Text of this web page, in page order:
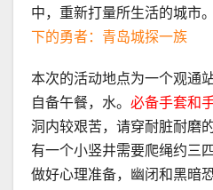
中，重新打量所生活的城市
下的勇者：青岛城探一族
本次的活动地点为一个观通站
自备午餐，水。 必备手套和
洞内较艰苦，请穿耐脏耐磨的
有一个小竖井需要爬绳约三四
做好心理准备，幽闭和黑暗